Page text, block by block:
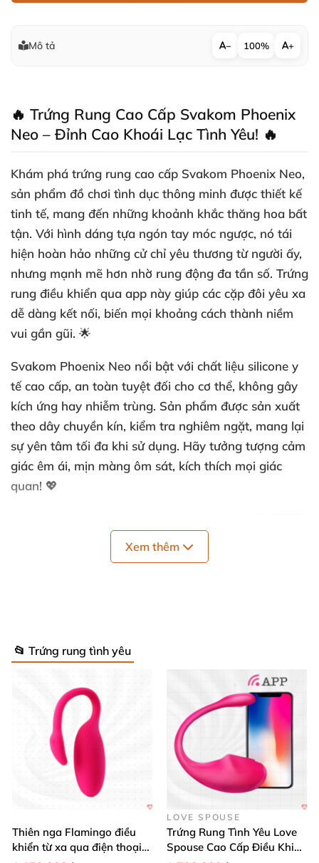
Mô tả − 100% +
🔥 Trứng Rung Cao Cấp Svakom Phoenix
Neo – Đỉnh Cao Khoái Lạc Tình Yêu! 🔥
Khám phá trứng rung cao cấp Svakom Phoenix Neo,
sản phẩm đồ chơi tình dục thông minh được thiết kế
tinh tế, mang đến những khoảnh khắc thăng hoa bất
tận. Với hình dáng tựa ngón tay móc ngược, nó tái
hiện hoàn hảo những cử chỉ yêu thương từ người ấy,
nhưng mạnh mẽ hơn nhờ rung động đa tần số. Trứng
rung điều khiển qua app này giúp các cặp đôi yêu xa
dễ dàng kết nối, biến mọi khoảng cách thành niềm
vui gần gũi. 🌟
Svakom Phoenix Neo nổi bật với chất liệu silicone y
tế cao cấp, an toàn tuyệt đối cho cơ thể, không gây
kích ứng hay nhiễm trùng. Sản phẩm được sản xuất
theo dây chuyền kín, kiểm tra nghiêm ngặt, mang lại
sự yên tâm tối đa khi sử dụng. Hãy tưởng tượng cảm
giác êm ái, mịn màng ôm sát, kích thích mọi giác
quan! 💖
Trứng Rung Svakom PHOENIX NEO Điều Khiển Qua Điện Thoại
Trứng Rung Svakom PHOENIX NEO Điều Khiển Qua Điện Thoại
Trứng Rung Svakom PHOENIX NEO Điều Khiển Qua Điện Thoại
Xem thêm
📂 Trứng rung tình yêu
Thiên nga Flamingo điều
khiển từ xa qua điện thoại
LOVE SPOUSE
Trứng Rung Tình Yêu Love
Spouse Cao Cấp Điều Khiển